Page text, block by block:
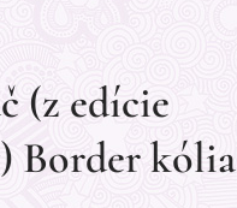
(z edície
Border kólia